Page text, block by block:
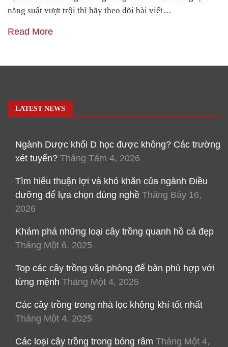
năng suất vượt trội thì hãy theo dõi bài viết…
Read More
LATEST NEWS
Ngành Dược khối D học được không? Các trường
xét tuyển? Tháng Tám 4, 2026
Tìm hiểu thuận lợi và khó khăn của ngành Điều
dưỡng để lựa chọn đúng nghề Tháng Bảy 16,
2026
Khám phá những loại cây trồng quanh hồ cá đẹp
Tháng Một 6, 2025
Top các cây trồng văn phòng để bàn phù hợp với
từng mệnh Tháng Một 4, 2025
Các cây trồng trong nhà lọc không khí tốt nhất
Tháng Một 4, 2025
Các loại cây trồng trong bóng râm Tháng Một 4,